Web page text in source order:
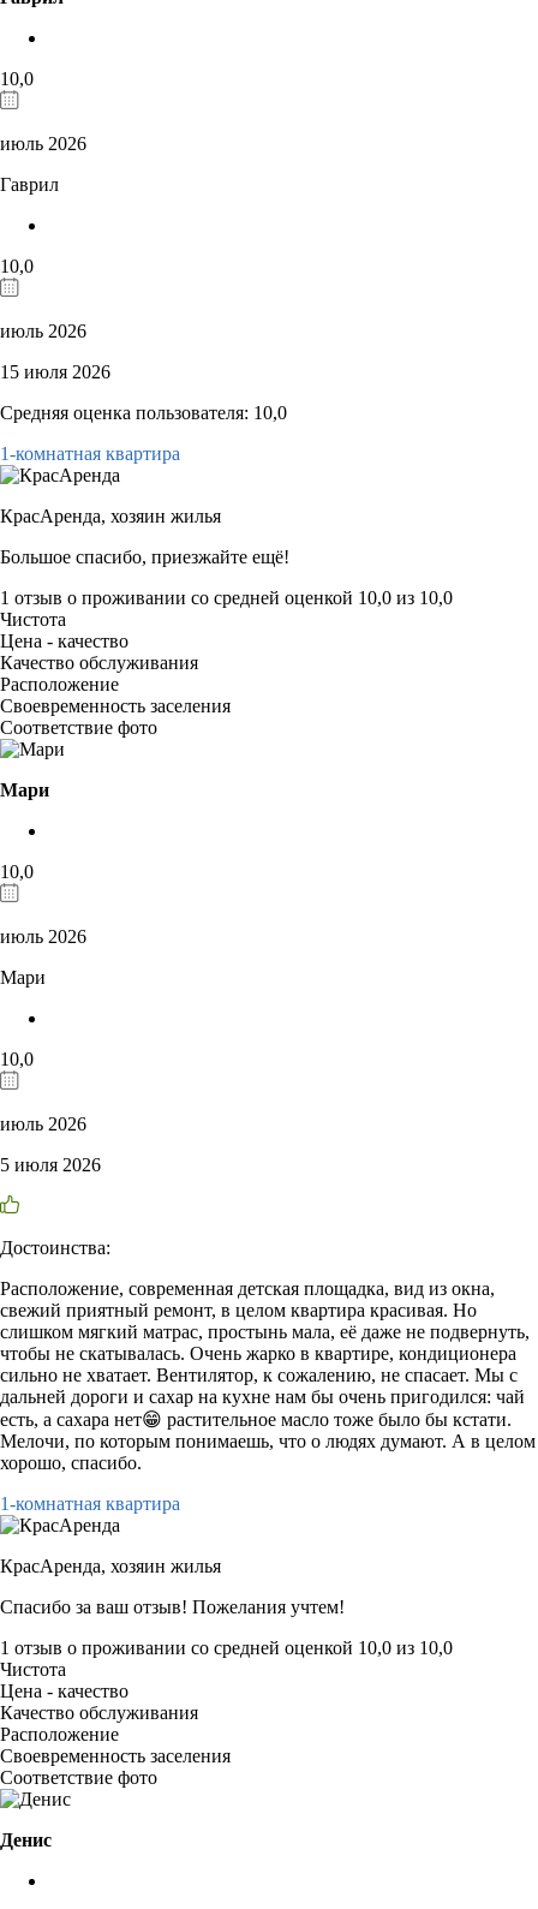
10,0
июль 2026
Гаврил
10,0
июль 2026
15 июля 2026
Средняя оценка пользователя: 10,0
1-комнатная квартира
КрасАренда, хозяин жилья
Большое спасибо, приезжайте ещё!
1 отзыв о проживании со средней оценкой 10,0 из 10,0
Чистота
Цена - качество
Качество обслуживания
Расположение
Своевременность заселения
Соответствие фото
Мари
10,0
июль 2026
Мари
10,0
июль 2026
5 июля 2026
Достоинства:
Расположение, современная детская площадка, вид из окна,
свежий приятный ремонт, в целом квартира красивая. Но
слишком мягкий матрас, простынь мала, её даже не подвернуть,
чтобы не скатывалась. Очень жарко в квартире, кондиционера
сильно не хватает. Вентилятор, к сожалению, не спасает. Мы с
дальней дороги и сахар на кухне нам бы очень пригодился: чай
есть, а сахара нет😁 растительное масло тоже было бы кстати.
Мелочи, по которым понимаешь, что о людях думают. А в целом
хорошо, спасибо.
1-комнатная квартира
КрасАренда, хозяин жилья
Спасибо за ваш отзыв! Пожелания учтем!
1 отзыв о проживании со средней оценкой 10,0 из 10,0
Чистота
Цена - качество
Качество обслуживания
Расположение
Своевременность заселения
Соответствие фото
Денис